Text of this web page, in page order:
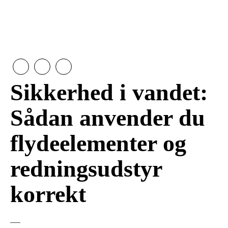
Sikkerhed i vandet:
Sådan anvender du
flydeelementer og
redningsudstyr
korrekt